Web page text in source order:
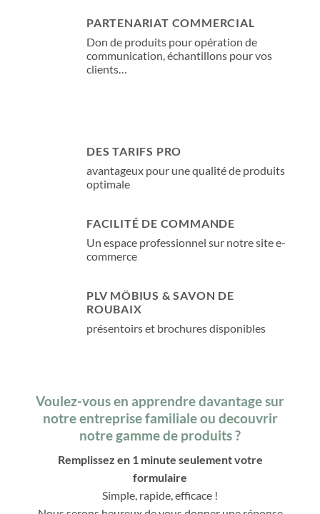
PARTENARIAT COMMERCIAL
Don de produits pour opération de
communication, échantillons pour vos
clients…
DES TARIFS PRO
avantageux pour une qualité de produits
optimale
FACILITÉ DE COMMANDE
Un espace professionnel sur notre site e-
commerce
PLV MÖBIUS & SAVON DE
ROUBAIX
présentoirs et brochures disponibles
Voulez-vous en apprendre davantage sur
notre entreprise familiale ou decouvrir
notre gamme de produits ?
Remplissez en 1 minute seulement votre
formulaire
Simple, rapide, efficace !